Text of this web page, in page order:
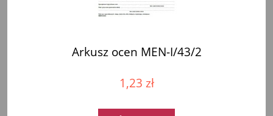
Arkusz ocen MEN-I/43/2
1,23 zł